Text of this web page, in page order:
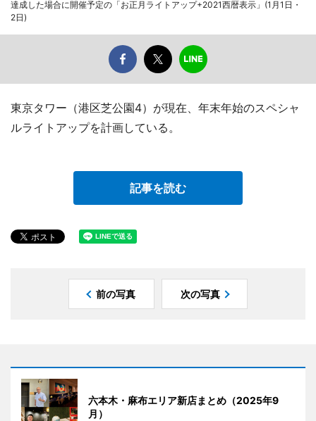
達成した場合に開催予定の「お正月ライトアップ+2021西暦表示」(1月1日・
2日)
東京タワー（港区芝公園4）が現在、年末年始のスペシャ
ルライトアップを計画している。
記事を読む
前の写真 次の写真
六本木・麻布エリア新店まとめ（2025年9
月）